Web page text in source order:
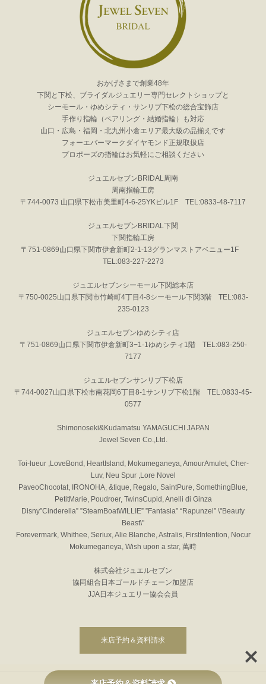
おかげさまで創業48年
下関と下松、ブライダルジュエリー専門セレクトショップと
シーモール・ゆめシティ・サンリブ下松の総合宝飾店
手作り指輪（ペアリング・結婚指輪）も対応
山口・広島・福岡・北九州小倉エリア最大級の品揃えです
フォーエバーマークダイヤモンド正規取扱店
プロポーズの指輪はお気軽にご相談ください
ジュエルセブンBRIDAL周南
周南指輪工房
〒744-0073 山口県下松市美里町4-6-25YKビル1F TEL:0833-48-7117
ジュエルセブンBRIDAL下関
下関指輪工房
〒751-0869山口県下関市伊倉新町2-1-13グランマストアベニュー1F
TEL:083-227-2273
ジュエルセブンシーモール下関総本店
〒750-0025山口県下関市竹崎町4丁目4-8シーモール下関3階 TEL:083-
235-0123
ジュエルセブンゆめシティ店
〒751-0869山口県下関市伊倉新町3−1-1ゆめシティ1階 TEL:083-250-
7177
ジュエルセブンサンリブ下松店
〒744-0027山口県下松市南花岡6丁目8-1サンリブ下松1階 TEL:0833-45-
0577
Shimonoseki&Kudamatsu YAMAGUCHI JAPAN
Jewel Seven Co.,Ltd.
Toi-lueur ,LoveBond, HeartIsland, Mokumeganeya, AmourAmulet, Cher-
Luv, Neu Spur ,Lore Novel
PaveoChocotat, IRONOHA, &tique, Regalo, SaintPure, SomethingBlue,
PetitMarie, Poudroer, TwinsCupid, Anelli di Ginza
Disny”Cinderella” ”SteamBoatWILLIE” ”Fantasia” “Rapunzel” \"Beauty
Beast\"
Forevermark, Whithee, Seriux, Alie Blanche, Astralis, FirstIntention, Nocur
Mokumeganeya, Wish upon a star, 萬時
株式会社ジュエルセブン
協同組合日本ゴールドチェーン加盟店
JJA日本ジュエリー協会会員
来店予約＆資料請求